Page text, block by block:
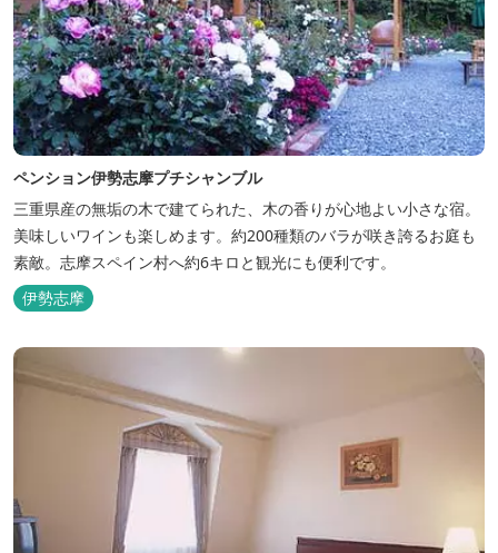
ペンション伊勢志摩プチシャンブル
三重県産の無垢の木で建てられた、木の香りが心地よい小さな宿。
美味しいワインも楽しめます。約200種類のバラが咲き誇るお庭も
素敵。志摩スペイン村へ約6キロと観光にも便利です。
伊勢志摩